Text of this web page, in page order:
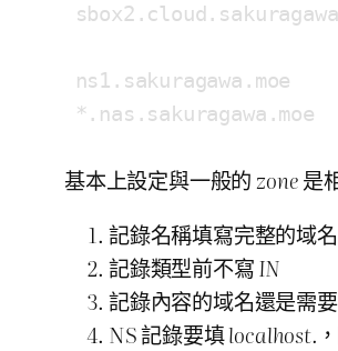
ns1.sakuragawa.moe
基本上設定與一般的 zone是
記錄名稱填寫完整的域
記錄類型前不寫IN
記錄內容的域名還是需
NS 記錄要填localhost.